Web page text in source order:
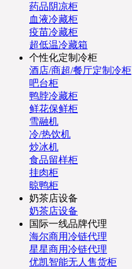
药品阴凉柜
血液冷藏柜
疫苗冷藏柜
超低温冷藏箱
个性化定制冷柜
酒店/商超/餐厅定制冷柜
吧台柜
鸭脖冷藏柜
鲜花保鲜柜
雪融机
冷/热饮机
炒冰机
食品留样柜
挂肉柜
晾鸭柜
奶茶店设备
奶茶店设备
国际一线品牌代理
海尔商用冷链代理
星星商用冷链代理
优凯智能无人售货柜